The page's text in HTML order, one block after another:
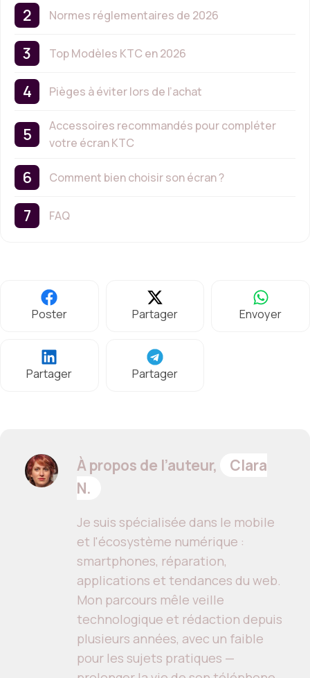
Normes réglementaires de 2026
Top Modèles KTC en 2026
Pièges à éviter lors de l’achat
Accessoires recommandés pour compléter
votre écran KTC
Comment bien choisir son écran ?
FAQ
Poster Partager Envoyer
Partager Partager
À propos de l’auteur,
Clara
N.
Je suis spécialisée dans le mobile
et l'écosystème numérique :
smartphones, réparation,
applications et tendances du web.
Mon parcours mêle veille
technologique et rédaction depuis
plusieurs années, avec un faible
pour les sujets pratiques —